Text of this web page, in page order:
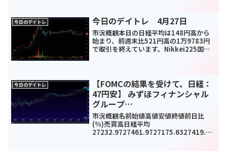
今日のデイトレ 今日のデイトレ 4月27日
市況概観本日の日経平均は148円高から
始まり、前週末比521円高の1万9783円
で取引を終えています。Nikkei225国内
での経済...
今日のデイトレ
【FOMCの結果を受けて、日経：
47円安】 みずほフィナンシャル
グループ
<8411>MacbeePlanet<7095>H
OUSEI<5035>今日のデイトレ3月
23日
市況概観名前始値高値安値終値前日比
(%)売買高日経平均
27232.9727461.9727175.6327419.61